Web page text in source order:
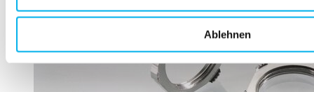
Ablehnen